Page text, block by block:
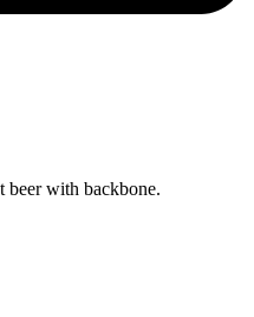
with backbone.